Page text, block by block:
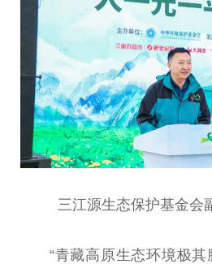
三江源生态保护基金会
“青藏高原生态环境极